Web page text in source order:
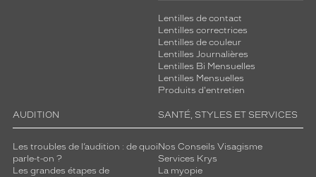
Lentilles de contact
Lentilles correctrices
Lentilles de couleur
Lentilles Journalières
Lentilles Bi Mensuelles
Lentilles Mensuelles
Produits d'entretien
AUDITION
Les troubles de l’audition : de quoi
parle-t-on ?
Les grandes étapes de
SANTÉ, STYLES ET SERVICES
Nos Conseils Visagisme
Services Krys
La myopie